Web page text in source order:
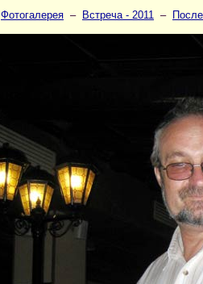
Фотогалерея – Встреча - 2011 –